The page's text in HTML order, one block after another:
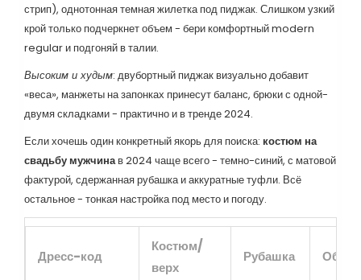
стрип), однотонная темная жилетка под пиджак. Слишком узкий
крой только подчеркнет объем - бери комфортный modern
regular и подгоняй в талии.
Высоким и худым: двубортный пиджак визуально добавит
«веса», манжеты на запонках принесут баланс, брюки с одной-
двумя складками - практично и в тренде 2024.
Если хочешь один конкретный якорь для поиска: костюм на
свадьбу мужчинав 2024 чаще всего - темно-синий, с матовой
фактурой, сдержанная рубашка и аккуратные туфли. Всё
остальное - тонкая настройка под место и погоду.
Дресс-код
Костюм/
верх
Рубашка Обувь